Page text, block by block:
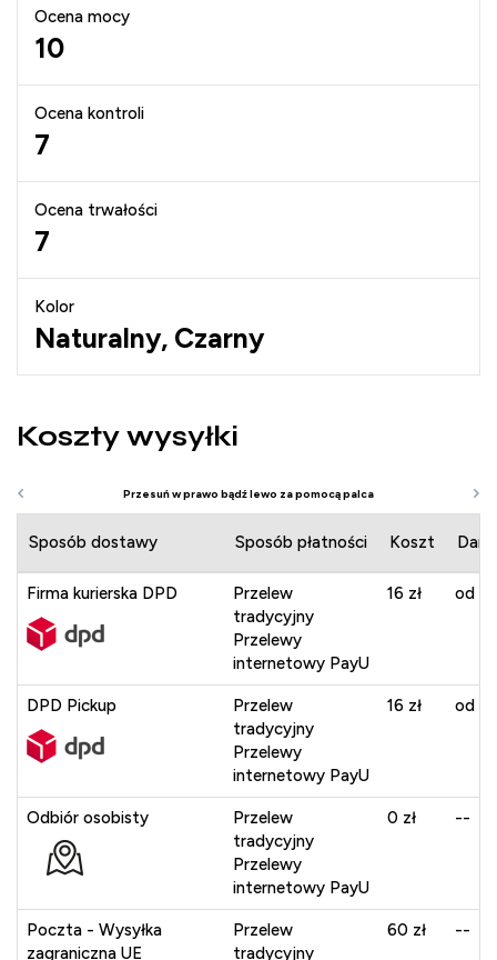
Ocena mocy
10
Ocena kontroli
7
Ocena trwałości
7
Kolor
Naturalny, Czarny
Koszty wysyłki
Sposób dostawy Sposób płatności Koszt
Firma kurierska DPD
Przelew
tradycyjny
Przelewy
internetowy PayU
16 zł od
DPD Pickup
Przelew
tradycyjny
Przelewy
internetowy PayU
16 zł od
Odbiór osobisty
Przelew
tradycyjny
Przelewy
internetowy PayU
0 zł --
Poczta - Wysyłka
zagraniczna UE
Przelew
tradycyjny
60 zł --